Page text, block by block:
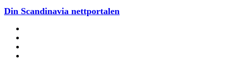
Din Scandinavia nettportalen